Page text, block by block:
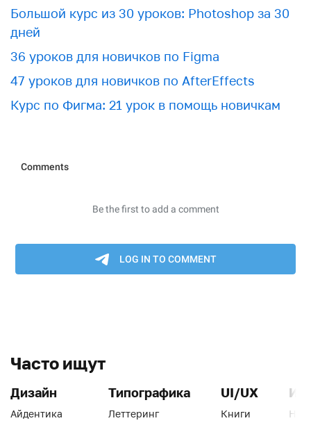
Большой курс из 30 уроков: Photoshop за 30
дней
36 уроков для новичков по Figma
47 уроков для новичков по AfterEffects
Курс по Фигма: 21 урок в помощь новичкам
Часто ищут
Дизайн
Айдентика
Типографика
Леттеринг
UI/UX
Книги